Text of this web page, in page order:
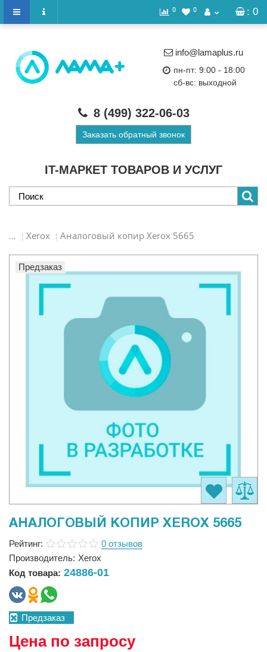
: 0
0 0
IT-МАРКЕТ ТОВАРОВ И УСЛУГ
info@lamaplus.ru
пн-пт: 9:00 - 18:00
сб-вс: выходной
8 (499) 322-06-03
Заказать обратный звонок
... Xerox Аналоговый копир Xerox 5665
Предзаказ
АНАЛОГОВЫЙ КОПИР XEROX 5665
Рейтинг:
0 отзывов
Производитель: Xerox
Код товара: 24886-01
Предзаказ
Цена по запросу